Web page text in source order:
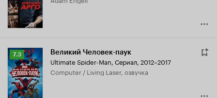
Рейтинг
Кинопоиска
7.3
7.3 Великий Человек-паук
Ultimate Spider-Man, Сериал, 2012–2017
Computer / Living Laser, озвучка